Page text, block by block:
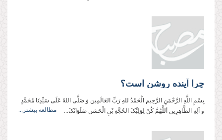
چرا آینده روشن است؟
بِسْمِ اللَّهِ الرَّحْمَنِ الرَّحِيم الْحَمْدُ للهِ رَبِّ العَالَمِین وَ صَلَّی اللهُ عَلَی سَیِّدِنَا مُحَمَّدٍ
و آلِهِ الطَّاهِرِین أللَّهُمَّ کُنْ لِوَلِیِّکَ الحُجَّةِ بْنِ الْحَسَن صَلَوَاتُکَ...
مطالعه بیشتر...